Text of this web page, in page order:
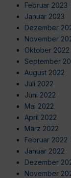
Februar 2023
Januar 2023
Dezember
November
Oktober 2022
September
August 2022
Juli 2022
Juni 2022
Mai 2022
April 2022
März 2022
Februar 2022
Januar 2022
Dezember
November